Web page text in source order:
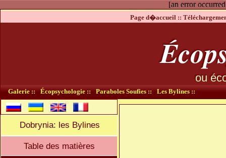
[an error
Page d�accueil ::
ou
Galerie :: Écopsychologie :: Paraboles Soufies :: Les Bylines ::
Dobrynia: les Bylines
Table des matières